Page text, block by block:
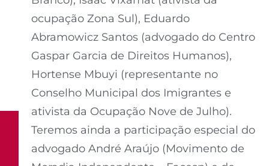
ocupação Zona Sul), Eduardo
Abramowicz Santos (advogado do Centro
Gaspar Garcia de Direitos Humanos),
Hortense Mbuyi (representante no
Conselho Municipal dos Imigrantes e
ativista da Ocupação Nove de Julho).
Teremos ainda a participação especial do
advogado André Araújo (Movimento de